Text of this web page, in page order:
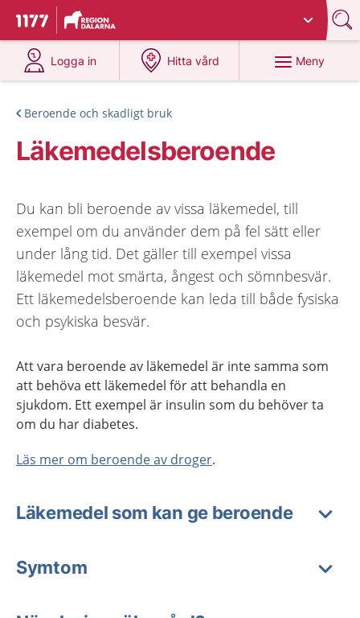
Till startsidan för 1177
Du har valt region
Logga in
på 1177.se
Hitta vård
på 1177.se
Meny
Beroende och skadligt bruk
Läkemedelsberoende
Du kan bli beroende av vissa läkemedel, till
exempel om du använder dem på fel sätt eller
under lång tid. Det gäller till exempel vissa
läkemedel mot smärta, ångest och sömnbesvär.
Ett läkemedelsberoende kan leda till både fysiska
och psykiska besvär.
Att vara beroende av läkemedel är inte samma som
att behöva ett läkemedel för att behandla en
sjukdom. Ett exempel är insulin som du behöver ta
om du har diabetes.
Läs mer om beroende av droger.
Läkemedel som kan ge beroende
Symtom